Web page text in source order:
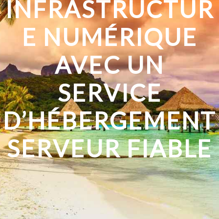
INFRASTRUCTUR
E NUMÉRIQUE
AVEC UN
SERVICE
D’HÉBERGEMENT
SERVEUR FIABLE